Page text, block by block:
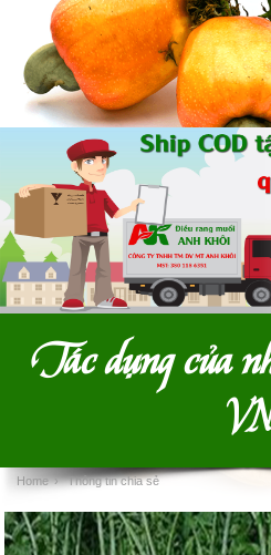
Tác dụng của
Home › Thông tin chia sẻ